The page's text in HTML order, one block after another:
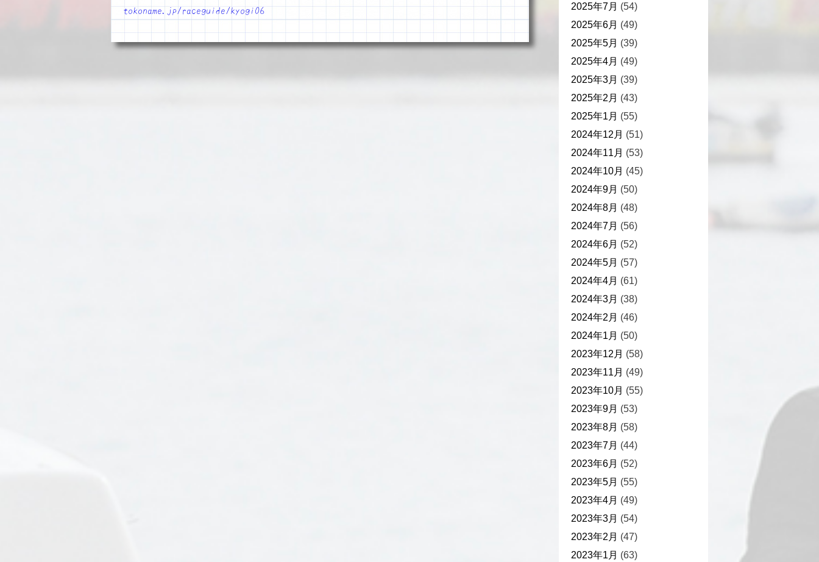
tokoname.jp/raceguide/kyogi06
2025年7月 (54)
2025年6月 (49)
2025年5月 (39)
2025年4月 (49)
2025年3月 (39)
2025年2月 (43)
2025年1月 (55)
2024年12月 (51)
2024年11月 (53)
2024年10月 (45)
2024年9月 (50)
2024年8月 (48)
2024年7月 (56)
2024年6月 (52)
2024年5月 (57)
2024年4月 (61)
2024年3月 (38)
2024年2月 (46)
2024年1月 (50)
2023年12月 (58)
2023年11月 (49)
2023年10月 (55)
2023年9月 (53)
2023年8月 (58)
2023年7月 (44)
2023年6月 (52)
2023年5月 (55)
2023年4月 (49)
2023年3月 (54)
2023年2月 (47)
2023年1月 (63)